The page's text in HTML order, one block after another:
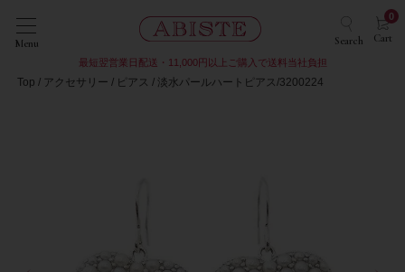
Menu Search Cart
0
最短翌営業日配送・11,000円以上ご購入で送料当社負担
Top アクセサリー ピアス 淡水パールハートピアス/3200224